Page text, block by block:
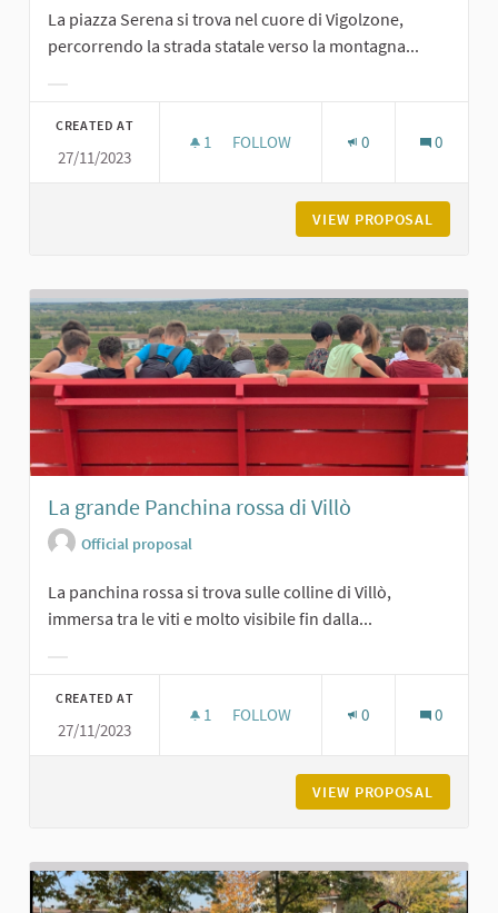
La piazza Serena si trova nel cuore di Vigolzone,
percorrendo la strada statale verso la montagna...
CREATED AT
27/11/2023
1 1 FOLLOWER
FOLLOW 0 0
VIEW PROPOSAL
La grande Panchina rossa di Villò
Official proposal
La panchina rossa si trova sulle colline di Villò,
immersa tra le viti e molto visibile fin dalla...
CREATED AT
27/11/2023
1 1 FOLLOWER
FOLLOW 0 0
VIEW PROPOSAL